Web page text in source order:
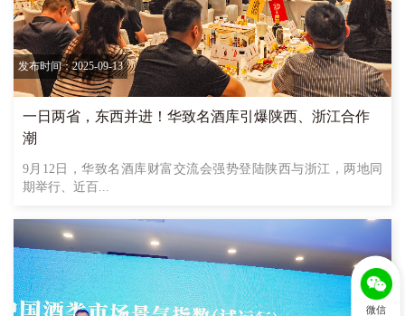
发布时间：2025-09-13
一日两省，东西并进！华致名酒库引爆陕西、浙江合作
潮
9月12日，华致名酒库财富交流会强势登陆陕西与浙江，两地同
期举行、近百...
微信